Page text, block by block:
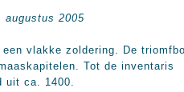
2005
vlakke zoldering. De
Tot de inventaris
uit ca. 1400.